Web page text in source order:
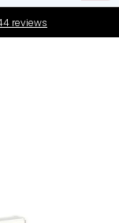
reviews